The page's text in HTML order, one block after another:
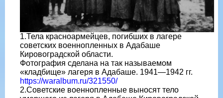
1.Тела красноармейцев, погибших в лагере
советских военнопленных в Адабаше
Кировоградской области.
Фотография сделана на так называемом
«кладбище» лагеря в Адабаше. 1941—1942 гг.
https://waralbum.ru/321550/
2.Советские военнопленные выносят тело